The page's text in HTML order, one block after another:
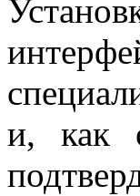
и, как